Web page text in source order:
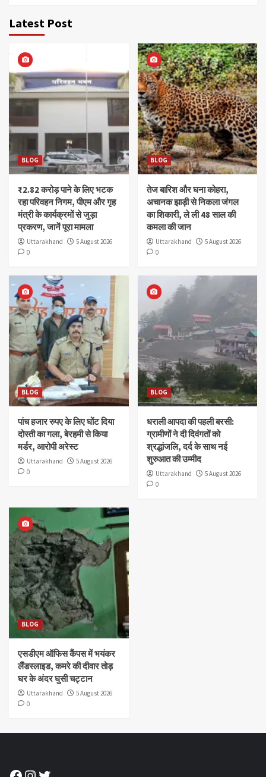
Latest Post
BLOG
₹2.82 करोड़ पाने के लिए भटक
रहा परिवहन निगम, पीएम और गृह
मंत्री के कार्यक्रमों से जुड़ा
प्रकरण, जानें पूरा मामला
Uttarakhand
5 August 2026
0
BLOG
तेज बारिश और घना कोहरा,
अचानक झाड़ी से निकला जंगल
का शिकारी, ले ली 48 साल की
कमला की जान
Uttarakhand
5 August 2026
0
BLOG
पांच हजार रुपए के लिए घोंट दिया
दोस्ती का गला, बेरहमी से किया
मर्डर, आरोपी अरेस्ट
Uttarakhand
5 August 2026
0
BLOG
धराली आपदा की पहली बरसी:
ग्रामीणों ने दी दिवंगतों को
श्रद्धांजलि, दर्द के साथ नई
शुरुआत की उम्मीद
Uttarakhand
5 August 2026
0
BLOG
एसडीएम ऑफिस कैंपस में भयंकर
लैंडस्लाइड, कमरे की दीवार तोड़
घर के अंदर घुसी चट्टान
Uttarakhand
5 August 2026
0